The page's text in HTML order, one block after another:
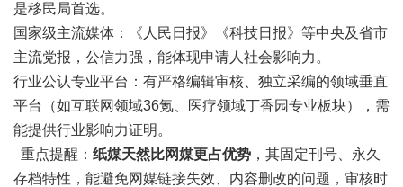
是移民局首选。
国家级主流媒体：《人民日报》《科技日报》等中央及省市
主流党报，公信力强，能体现申请人社会影响力。
行业公认专业平台：有严格编辑审核、独立采编的领域垂直
平台（如互联网领域36氪、医疗领域丁香园专业板块），需
能提供行业影响力证明。
重点提醒： 纸媒天然比网媒更占优势 ，其固定刊号、永久
存档特性，能避免网媒链接失效、内容删改的问题，审核时